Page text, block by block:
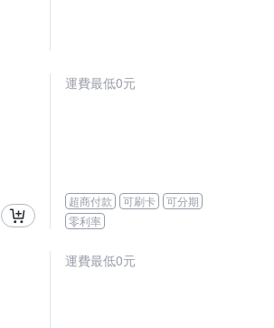
運費最低0元
超商付款 可刷卡
可分期
零利率
運費最低0元